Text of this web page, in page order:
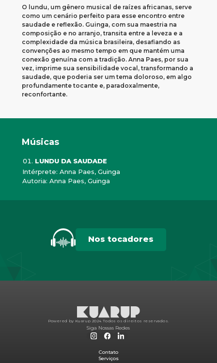
O lundu, um gênero musical de raízes africanas, serve
como um cenário perfeito para esse encontro entre
saudade e reflexão. Guinga, com sua maestria na
composição e no arranjo, transita entre a leveza e a
complexidade da música brasileira, desafiando as
convenções ao mesmo tempo em que mantém uma
conexão genuína com a tradição. Anna Paes, por sua
vez, imprime sua sensibilidade vocal, transformando a
saudade, que poderia ser um tema doloroso, em algo
profundamente tocante e, paradoxalmente,
reconfortante.
Músicas
LUNDU DA SAUDADE
Intérprete: Anna Paes, Guinga
Autoria: Anna Paes, Guinga
Nos tocadores
Powered by Kuarup 2024. Todos os direitos reservados.
Siga Nossas Redes
Contato
Serviços